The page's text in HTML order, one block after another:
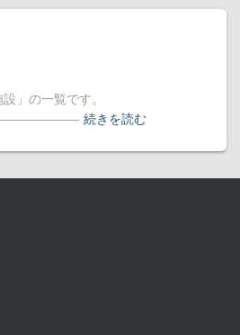
」の一覧です。
続きを読む